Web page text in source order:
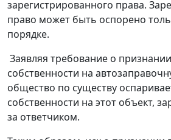
зарегистрированного права.
право может быть оспорено
порядке.
Заявляя требование о
собственности на
общество по существу
собственности на этот объект,
за ответчиком.